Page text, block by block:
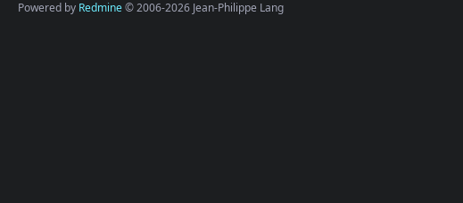
Powered by Redmine© 2006-2026 Jean-Philippe Lang